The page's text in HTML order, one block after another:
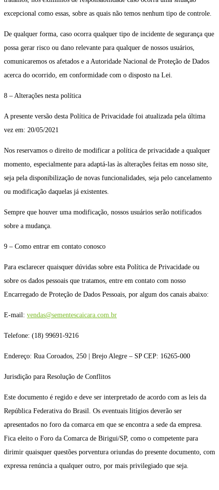
excepcional como essas, sobre as quais não temos nenhum tipo de controle.
De qualquer forma, caso ocorra qualquer tipo de incidente de segurança que
possa gerar risco ou dano relevante para qualquer de nossos usuários,
comunicaremos os afetados e a Autoridade Nacional de Proteção de Dados
acerca do ocorrido, em conformidade com o disposto na Lei.
8 – Alterações nesta política
A presente versão desta Política de Privacidade foi atualizada pela última
vez em: 20/05/2021
Nos reservamos o direito de modificar a política de privacidade a qualquer
momento, especialmente para adaptá-las às alterações feitas em nosso site,
seja pela disponibilização de novas funcionalidades, seja pelo cancelamento
ou modificação daquelas já existentes.
Sempre que houver uma modificação, nossos usuários serão notificados
sobre a mudança.
9 – Como entrar em contato conosco
Para esclarecer quaisquer dúvidas sobre esta Política de Privacidade ou
sobre os dados pessoais que tratamos, entre em contato com nosso
Encarregado de Proteção de Dados Pessoais, por algum dos canais abaixo:
E-mail: vendas@sementescaicara.com.br
Telefone: (18) 99691-9216
Endereço: Rua Coroados, 250 | Brejo Alegre – SP CEP: 16265-000
Jurisdição para Resolução de Conflitos
Este documento é regido e deve ser interpretado de acordo com as leis da
República Federativa do Brasil. Os eventuais litígios deverão ser
apresentados no foro da comarca em que se encontra a sede da empresa.
Fica eleito o Foro da Comarca de Birigui/SP, como o competente para
dirimir quaisquer questões porventura oriundas do presente documento, com
expressa renúncia a qualquer outro, por mais privilegiado que seja.